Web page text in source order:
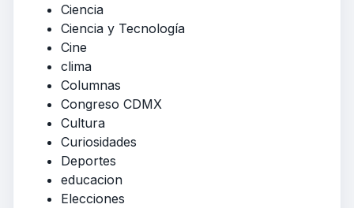
Ciencia
Ciencia y Tecnología
Cine
clima
Columnas
Congreso CDMX
Cultura
Curiosidades
Deportes
educacion
Elecciones